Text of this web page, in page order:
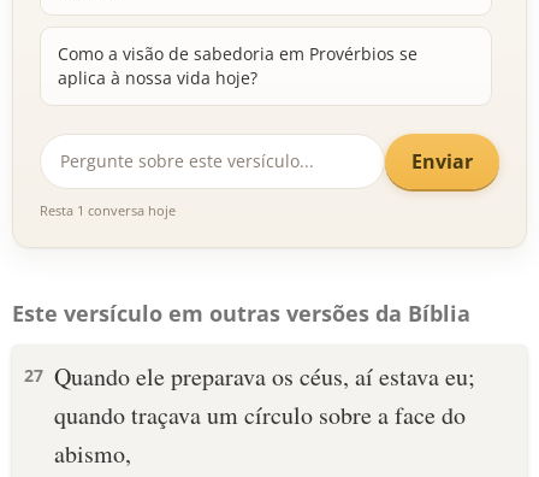
Como a visão de sabedoria em Provérbios se
aplica à nossa vida hoje?
Enviar
Resta 1 conversa hoje
Este versículo em outras versões da Bíblia
27 Quando ele preparava os céus, aí estava eu;
quando traçava um círculo sobre a face do
abismo,